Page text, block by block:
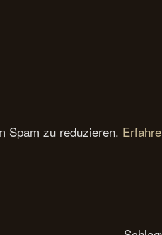
Spam zu reduzieren.